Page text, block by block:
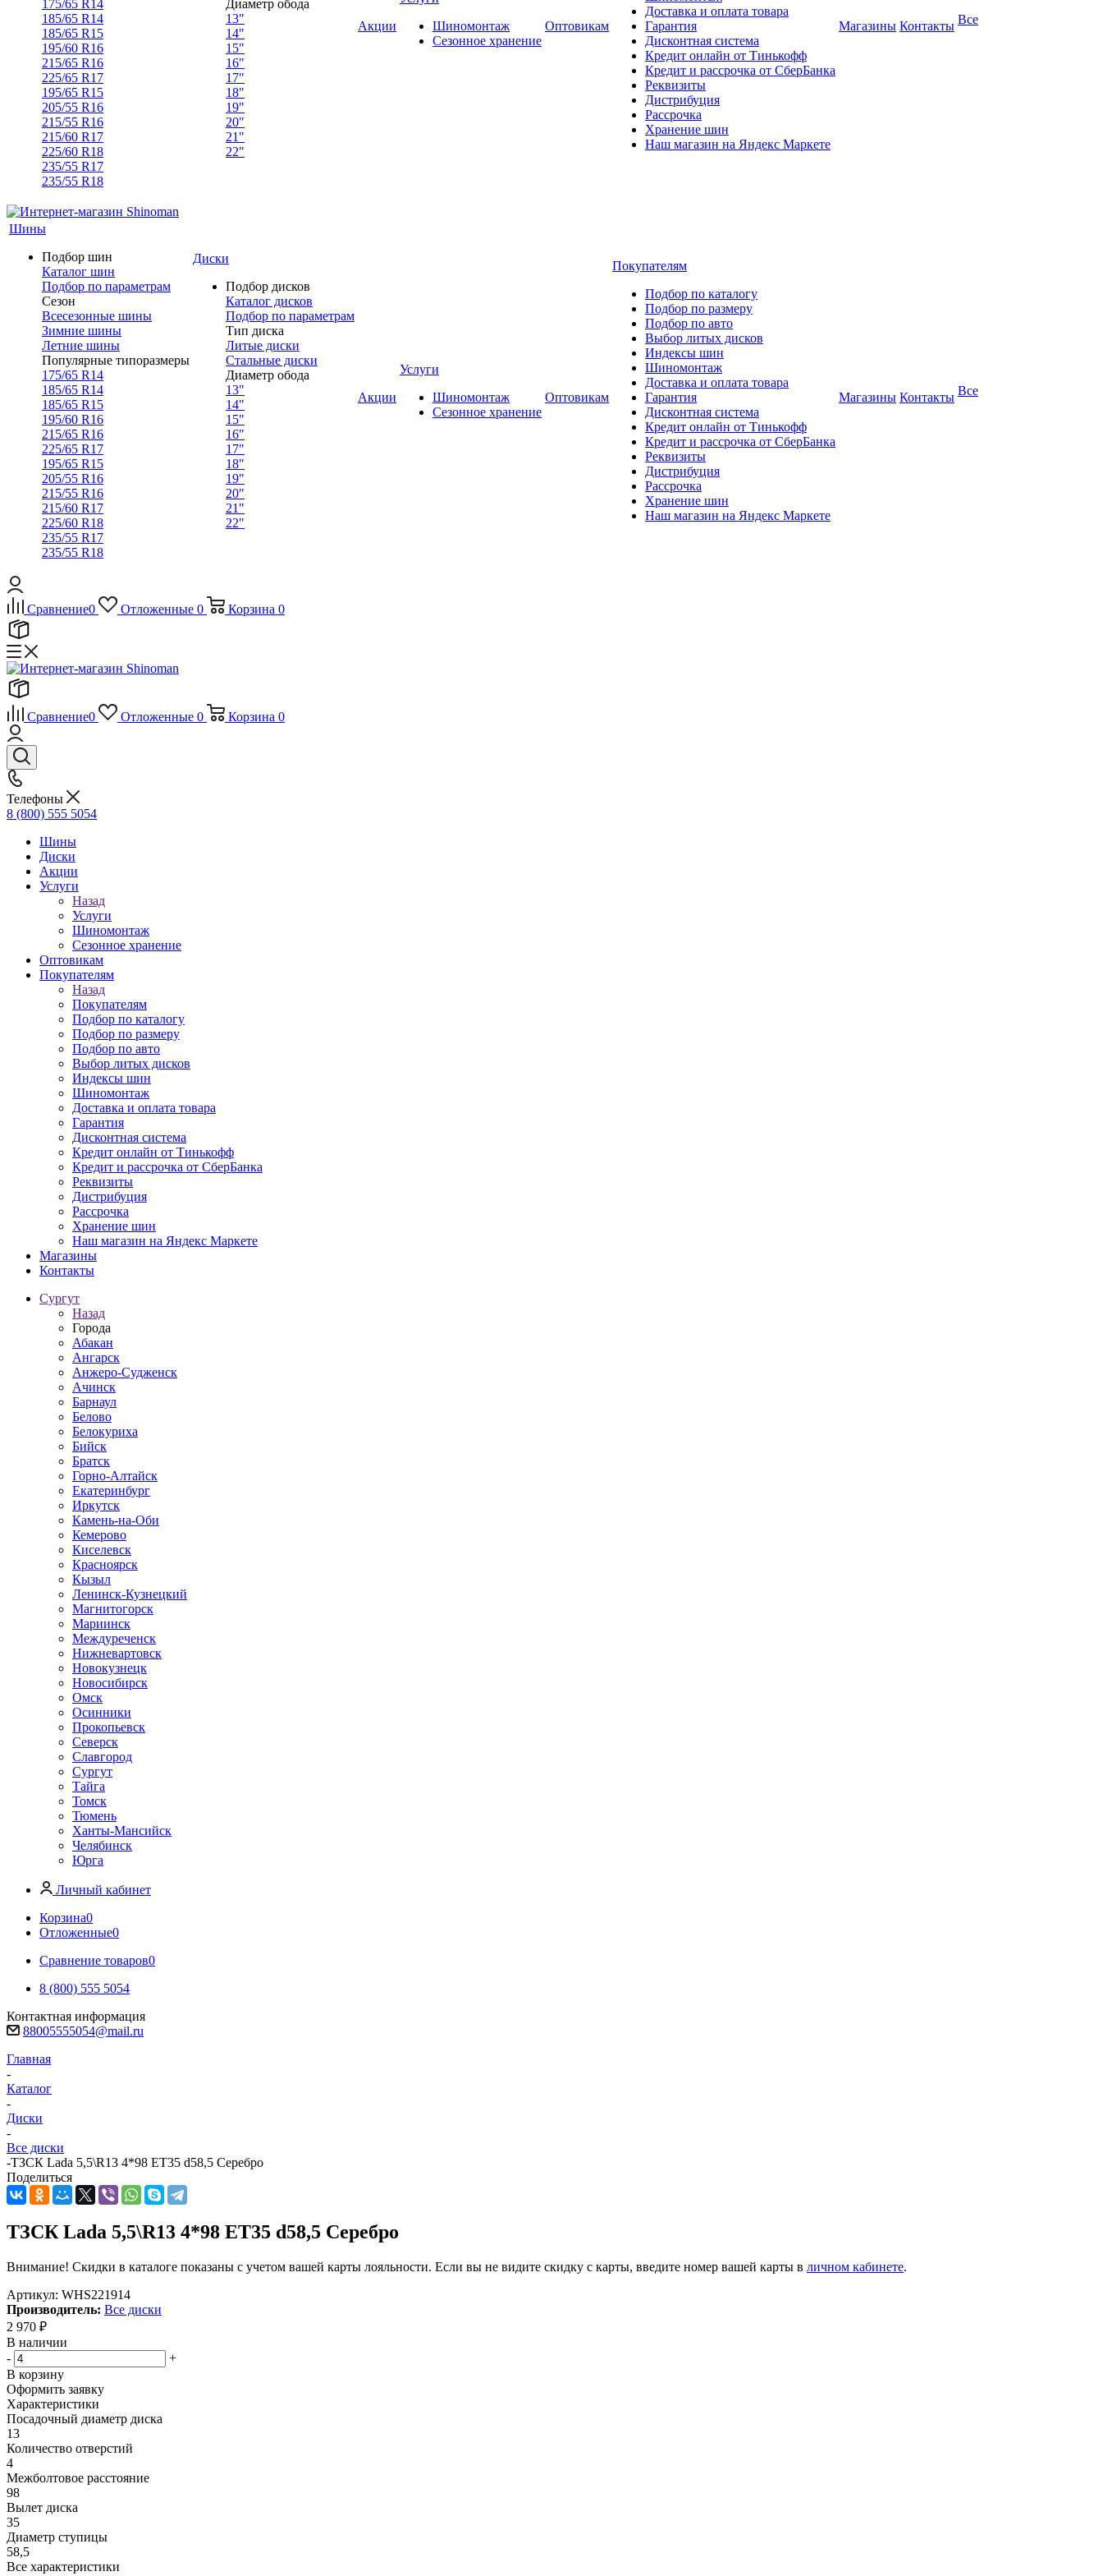
175/65 R14
185/65 R14
185/65 R15
195/60 R16
215/65 R16
225/65 R17
195/65 R15
205/55 R16
215/55 R16
215/60 R17
225/60 R18
235/55 R17
235/55 R18
Диаметр обода
13"
14"
15"
16"
17"
18"
19"
20"
21"
22"
Акции
Шиномонтаж
Сезонное хранение
Оптовикам
Доставка и оплата товара
Гарантия
Дисконтная система
Кредит онлайн от Тинькофф
Кредит и рассрочка от СберБанка
Реквизиты
Дистрибуция
Рассрочка
Хранение шин
Наш магазин на Яндекс Маркете
Магазины Контакты Все
Шины
Подбор шин
Каталог шин
Подбор по параметрам
Сезон
Всесезонные шины
Зимние шины
Летние шины
Популярные типоразмеры
175/65 R14
185/65 R14
185/65 R15
195/60 R16
215/65 R16
225/65 R17
195/65 R15
205/55 R16
215/55 R16
215/60 R17
225/60 R18
235/55 R17
235/55 R18
Диски
Подбор дисков
Каталог дисков
Подбор по параметрам
Тип диска
Литые диски
Стальные диски
Диаметр обода
13"
14"
15"
16"
17"
18"
19"
20"
21"
22"
Акции
Услуги
Шиномонтаж
Сезонное хранение
Оптовикам
Покупателям
Подбор по каталогу
Подбор по размеру
Подбор по авто
Выбор литых дисков
Индексы шин
Шиномонтаж
Доставка и оплата товара
Гарантия
Дисконтная система
Кредит онлайн от Тинькофф
Кредит и рассрочка от СберБанка
Реквизиты
Дистрибуция
Рассрочка
Хранение шин
Наш магазин на Яндекс Маркете
Магазины Контакты Все
Сравнение0 Отложенные 0 Корзина 0
Сравнение0 Отложенные 0 Корзина 0
Телефоны
8 (800) 555 5054
Шины
Диски
Акции
Услуги
Назад
Услуги
Шиномонтаж
Сезонное хранение
Оптовикам
Покупателям
Назад
Покупателям
Подбор по каталогу
Подбор по размеру
Подбор по авто
Выбор литых дисков
Индексы шин
Шиномонтаж
Доставка и оплата товара
Гарантия
Дисконтная система
Кредит онлайн от Тинькофф
Кредит и рассрочка от СберБанка
Реквизиты
Дистрибуция
Рассрочка
Хранение шин
Наш магазин на Яндекс Маркете
Магазины
Контакты
Сургут
Назад
Города
Абакан
Ангарск
Анжеро-Судженск
Ачинск
Барнаул
Белово
Белокуриха
Бийск
Братск
Горно-Алтайск
Екатеринбург
Иркутск
Камень-на-Оби
Кемерово
Киселевск
Красноярск
Кызыл
Ленинск-Кузнецкий
Магнитогорск
Мариинск
Междуреченск
Нижневартовск
Новокузнецк
Новосибирск
Омск
Осинники
Прокопьевск
Северск
Славгород
Сургут
Тайга
Томск
Тюмень
Ханты-Мансийск
Челябинск
Юрга
Личный кабинет
Корзина0
Отложенные0
Сравнение товаров0
8 (800) 555 5054
Контактная информация
88005555054@mail.ru
Главная
-
Каталог
-
Диски
-
Все диски
-ТЗСК Lada 5,5\R13 4*98 ET35 d58,5 Серебро
Поделиться
ТЗСК Lada 5,5\R13 4*98 ET35 d58,5 Серебро
Внимание! Скидки в каталоге показаны с учетом вашей карты лояльности. Если вы не видите скидку с карты, введите номер вашей карты в личном кабинете.
Артикул: WHS221914
Производитель: Все диски
2 970 ₽
В наличии
-
+
В корзину
Оформить заявку
Характеристики
Посадочный диаметр диска
13
Количество отверстий
4
Межболтовое расстояние
98
Вылет диска
35
Диаметр ступицы
58,5
Все характеристики